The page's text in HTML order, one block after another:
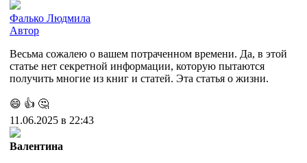
Фалько Людмила
Автор
Весьма сожалею о вашем потраченном времени. Да, в этой
статье нет секретной информации, которую пытаются
получить многие из книг и статей. Эта статья о жизни.
😄 👍 🤔
11.06.2025 в 22:43
Валентина